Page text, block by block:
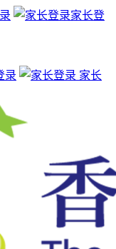
家长登
录
家长